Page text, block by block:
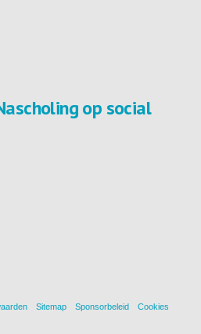
op social
Sitemap Sponsorbeleid Cookies